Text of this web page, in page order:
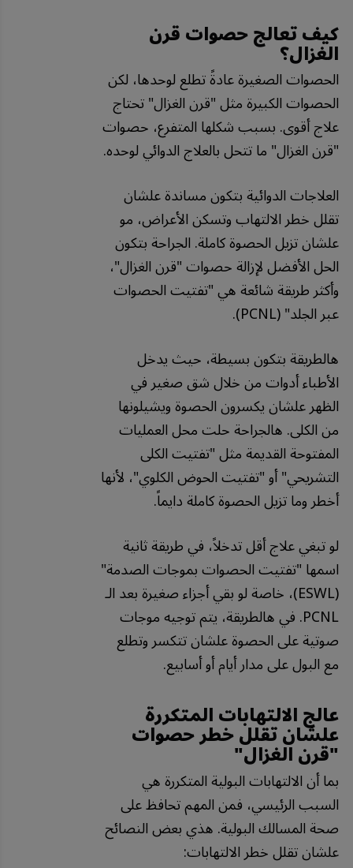
كيف تعالج حصوات قرن
الغزال؟
الحصوات الصغيرة عادةً تطلع لوحدها، لكن
الحصوات الكبيرة مثل "قرن الغزال" تحتاج
علاج أقوى. بسبب شكلها المتفرع، حصوات
"قرن الغزال" ما تتحل بالعلاج الدوائي لوحده.
العلاجات الدوائية بتكون مساندة علشان
تقلل خطر الالتهاب وتسكن الأعراض، مو
علشان تزيل الحصوة كاملة. الجراحة بتكون
الحل الأفضل لإزالة حصوات "قرن الغزال"،
وأكثر طريقة شائعة هي "تفتيت الحصوات
عبر الجلد" (PCNL).
هالطريقة بتكون بسيطة، حيث يدخل
الأطباء أدوات من خلال شق صغير في
الظهر علشان يكسرون الحصوة ويشيلونها
من الكلى. هالجراحة حلت محل العمليات
المفتوحة القديمة مثل "تفتيت الكلى
التشريحي" أو "تفتيت الحوض الكلوي"، لأنها
أخطر وما تزيل الحصوة كاملة دايماً.
لو تبغي علاج أقل تدخلاً، في طريقة ثانية
اسمها "تفتيت الحصوات بموجات الصدمة"
(ESWL)، خاصة لو بقي أجزاء صغيرة بعد الـ
PCNL. في هالطريقة، يتم توجيه موجات
صوتية على الحصوة علشان تتكسر وتطلع
مع البول على مدار أيام أو أسابيع.
عالج الالتهابات المتكررة
علشان تقلل خطر حصوات
"قرن الغزال"
بما أن الالتهابات البولية المتكررة هي
السبب الرئيسي، فمن المهم تحافظ على
صحة المسالك البولية. هذي بعض النصائح
علشان تقلل خطر الالتهابات: